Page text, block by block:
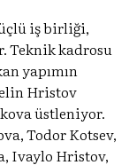
iş birliği,
Teknik kadrosu
yapımın
Hristov
üstleniyor.
Todor Kotsev,
Ivaylo Hristov,